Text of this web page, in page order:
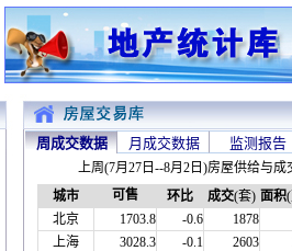
周成交数据 月成交数据 监测报告
上周(7月27日--8月2日)房屋供给与成
城市
可售 环比 成交(套) 面积
北京
1703.8 -0.6 1878
上海
3028.3 -0.1 2603